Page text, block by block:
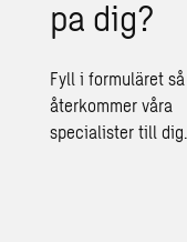
pa dig?
Fyll i formuläret så
återkommer våra
specialister till dig.